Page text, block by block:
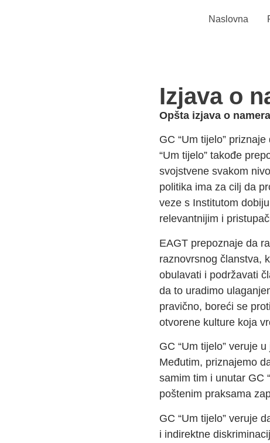
Naslovna
Izjava o
Opšta izjava o
GC “Um tijelo”
“Um tijelo” takođe
svojstvene svakom
politika ima za cilj da
veze s Institutom
relevantnijim i
EAGT prepoznaje da
raznovrsnog članstva,
obulavati i podržavati
da to uradimo
pravično, boreći se
otvorene kulture koja
GC “Um tijelo” veruje
Međutim, priznajemo
samim tim i unutar GC
poštenim praksama
GC “Um tijelo” veruje
i indirektne